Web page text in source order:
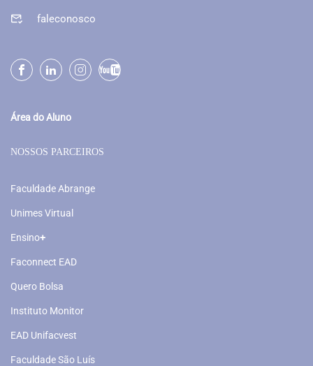
faleconosco
Área do Aluno
NOSSOS PARCEIROS
Faculdade Abrange
Unimes Virtual
Ensino+
Faconnect EAD
Quero Bolsa
Instituto Monitor
EAD Unifacvest
Faculdade São Luís